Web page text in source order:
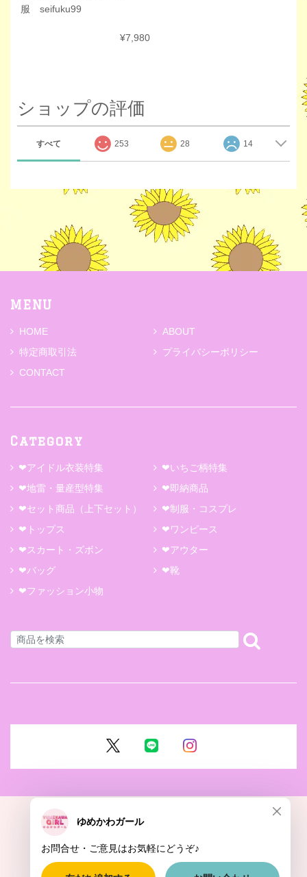
服 seifuku99
¥7,980
ショップの評価
すべて 253 28 14
MENU
HOME
ABOUT
特定商取引法
プライバシーポリシー
CONTACT
Category
❤アイドル衣装特集
❤いちご柄特集
❤地雷・量産型特集
❤即納商品
❤セット商品（上下セット）
❤制服・コスプレ
❤トップス
❤ワンピース
❤スカート・ズボン
❤アウター
❤バッグ
❤靴
❤ファッション小物